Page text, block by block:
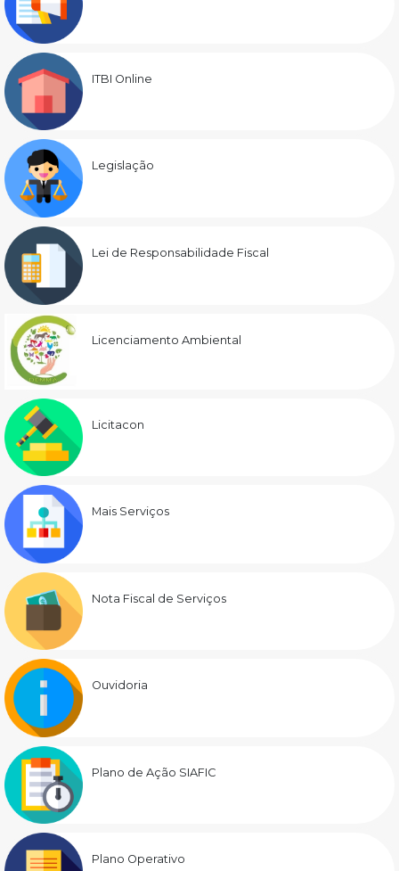
ITBI Online
Legislação
Lei de Responsabilidade Fiscal
Licenciamento Ambiental
Licitacon
Mais Serviços
Nota Fiscal de Serviços
Ouvidoria
Plano de Ação SIAFIC
Plano Operativo